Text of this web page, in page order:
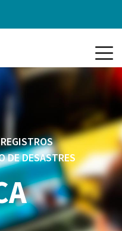
DE DESASTRES